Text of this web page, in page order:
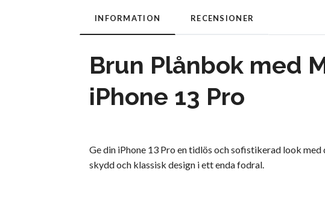
INFORMATION RECENSIONER
Brun Plånbok med
iPhone 13 Pro
Ge din iPhone 13 Pro en tidlös och sofistikerad look med
skydd och klassisk design i ett enda fodral.